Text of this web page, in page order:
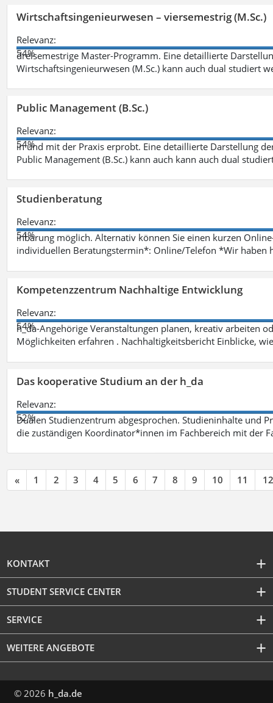
Wirtschaftsingenieurwesen – viersemestrig (M.Sc.)
Relevanz:
54%
dreisemestrige Master-Programm. Eine detaillierte
Wirtschaftsingenieurwesen (M.Sc.) kann auch dual studiert
Public Management (B.Sc.)
Relevanz:
54%
in und mit der Praxis erprobt. Eine detaillierte Darstellung
Public Management (B.Sc.) kann auch kann auch dual
Studienberatung
Relevanz:
54%
inbarung möglich. Alternativ können Sie einen kurzen
individuellen Beratungstermin*: Online/Telefon *Wir haben
Kompetenzzentrum Nachhaltige Entwicklung
Relevanz:
54%
h_da-Angehörige Veranstaltungen planen, kreativ arbeiten
Möglichkeiten erfahren . Nachhaltigkeitsbericht Einblicke,
Das kooperative Studium an der h_da
Relevanz:
52%
Dualen Studienzentrum abgesprochen. Studieninhalte und
die zuständigen Koordinator*innen im Fachbereich mit der
« 1 2 3 4 5 6 7 8 9 10 11 12
KONTAKT
STUDENT SERVICE CENTER
SERVICE
WEITERE ANGEBOTE
© 2026 h_da.de